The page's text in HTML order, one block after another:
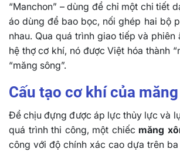
“Manchon” – dùng để chỉ một chi tiết
áo dùng để bao bọc, nối ghép hai bộ
nhau. Qua quá trình giao tiếp và phiên
hệ thợ cơ khí, nó được Việt hóa thành
“măng sông”.
Cấu tạo cơ khí của
Để chịu đựng được áp lực thủy lực và
quá trình thi công, một chiếc măng
công với độ chính xác cao dựa trên